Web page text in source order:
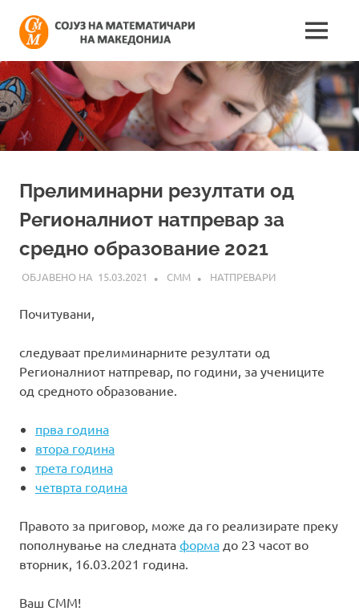
content
на
на
Македонија
информации
поврзани
со
работата
на
MENU
Прелиминарни резултати од
Регионалниот натпревар за
средно образование 2021
15.03.2021 СММ НАТПРЕВАРИ
Почитувани,
следуваат прелиминарните резултати од
Регионалниот натпревар, по години, за учениците
од средното образование.
прва година
втора година
трета година
четврта година
Правото за приговор, може да го реализирате преку
пополнување на следната форма до 23 часот во
вторник, 16.03.2021 година.
Ваш СММ!